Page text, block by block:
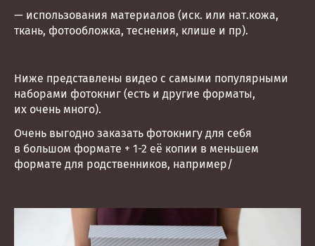
— использования материалов (иск. или нат.кожа,
ткань, фотообложка, теснения, клише и пр).
Ниже представлены видео с самыми популярными
наборами фотокниг (есть и другие форматы,
их очень много).
Очень выгодно заказать фотокнигу для себя
в большом формате + 1-2 её копии в меньшем
формате для родственников, например/